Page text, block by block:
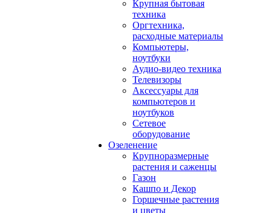
Крупная бытовая
техника
Оргтехника,
расходные материалы
Компьютеры,
ноутбуки
Аудио-видео техника
Телевизоры
Аксессуары для
компьютеров и
ноутбуков
Сетевое
оборудование
Озеленение
Крупноразмерные
растения и саженцы
Газон
Кашпо и Декор
Горшечные растения
и цветы